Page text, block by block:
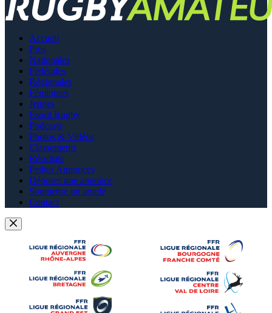
Accueil
Pros
Nationales
Fédérales
Régionales
Féminines
Jeunes
Esprit Rugby
Podcasts
Photos & Vidéos
Classements
Résultats
Petites Annonces
Déposer une annonce
Soumettre un article
Contact